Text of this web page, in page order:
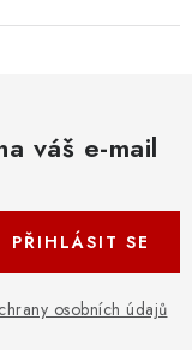
váš e-mail
osobních údajů
PŘIHLÁSIT SE